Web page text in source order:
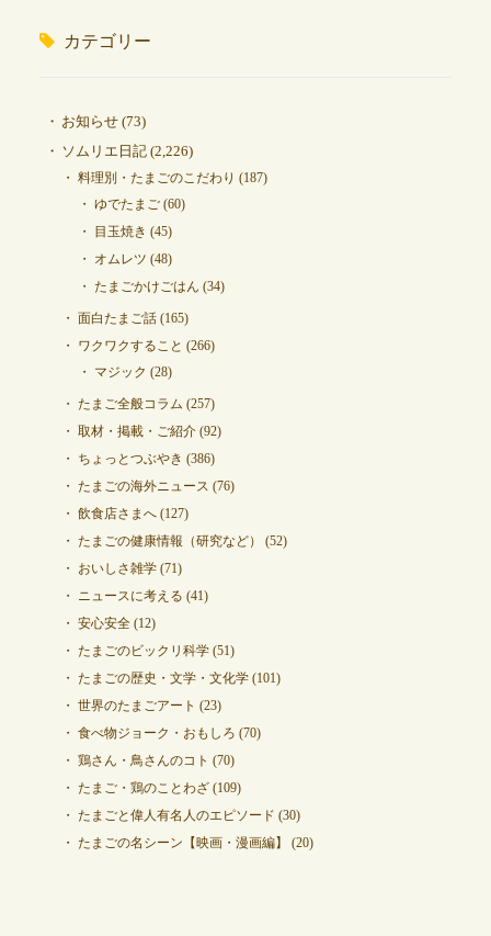
カテゴリー
お知らせ(73)
ソムリエ日記(2,226)
料理別・たまごのこだわり (187)
ゆでたまご(60)
目玉焼き (45)
オムレツ (48)
たまごかけごはん (34)
面白たまご話(165)
ワクワクすること (266)
マジック (28)
たまご全般コラム (257)
取材・掲載・ご紹介(92)
ちょっとつぶやき (386)
たまごの海外ニュース (76)
飲食店さまへ(127)
たまごの健康情報（研究など）
(52)
おいしさ雑学(71)
ニュースに考える (41)
安心安全(12)
たまごのビックリ科学(51)
たまごの歴史・文学・文化学(101)
世界のたまごアート (23)
食べ物ジョーク・おもしろ (70)
鶏さん・鳥さんのコト (70)
たまご・鶏のことわざ(109)
たまごと偉人有名人のエピソード (30)
たまごの名シーン【映画・漫画編】
(20)